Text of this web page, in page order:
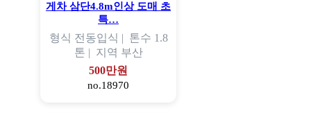
게차 삼단4.8m인상 도매 초
특…
형식 전동입식 | 톤수 1.8
톤 | 지역 부산
500만원
no.18970